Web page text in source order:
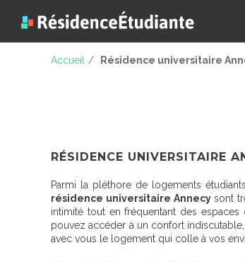
Accueil / Résidence universitaire
RÉSIDENCE UNIVERSITAIRE
Parmi la pléthore de logements
résidence universitaire Annecysont
intimité tout en fréquentant des
pouvez accéder à un confort
avec vous le logement qui colle à vos